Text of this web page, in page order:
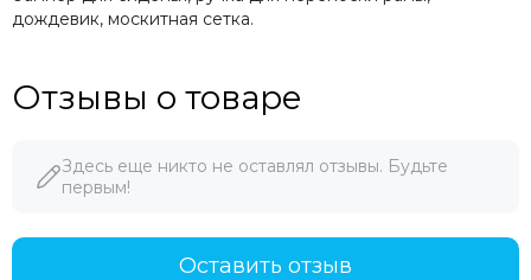
дождевик, москитная сетка.
Отзывы о товаре
Здесь еще никто не оставлял отзывы. Будьте
первым!
Оставить отзыв